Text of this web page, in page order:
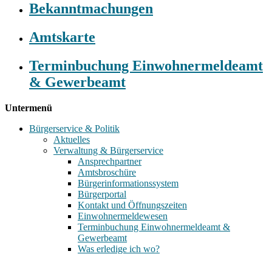
Bekanntmachungen
Amtskarte
Terminbuchung Einwohnermeldeamt
& Gewerbeamt
Untermenü
Bürgerservice & Politik
Aktuelles
Verwaltung & Bürgerservice
Ansprechpartner
Amtsbroschüre
Bürgerinformationssystem
Bürgerportal
Kontakt und Öffnungszeiten
Einwohnermeldewesen
Terminbuchung Einwohnermeldeamt &
Gewerbeamt
Was erledige ich wo?